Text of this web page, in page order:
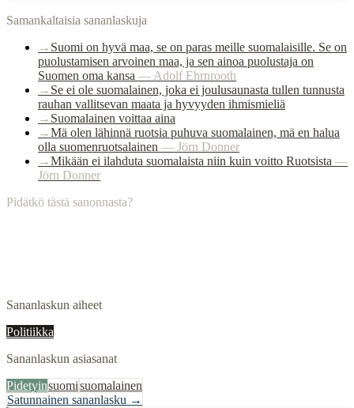
Samankaltaisia sananlaskuja
→ Suomi on hyvä maa, se on paras meille suomalaisille. Se on
puolustamisen arvoinen maa, ja sen ainoa puolustaja on
Suomen oma kansa — Adolf Ehrnrooth
→ Se ei ole suomalainen, joka ei joulusaunasta tullen tunnusta
rauhan vallitsevan maata ja hyvyyden ihmismieliä
→ Suomalainen voittaa aina
→Mä olen lähinnä ruotsia puhuva suomalainen, mä en halua
olla suomenruotsalainen — Jörn Donner
→Mikään ei ilahduta suomalaista niin kuin voitto Ruotsista —
Jörn Donner
Pidätkö tästä sanonnasta?
Sananlaskun aiheet
Politiikka
Sananlaskun asiasanat
Pidetyinsuomisuomalainen
Satunnainen sananlasku →